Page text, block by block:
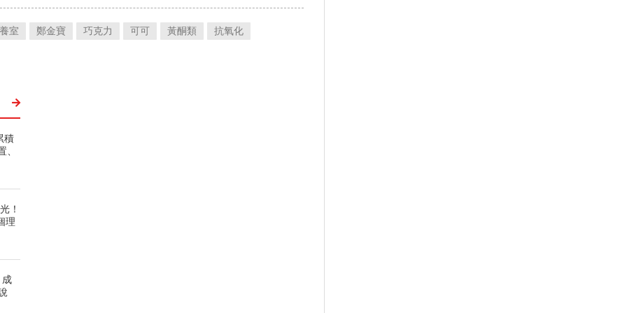
室 鄭金寶 巧克力 可可 黃酮類 抗氧化
積
！
理
成